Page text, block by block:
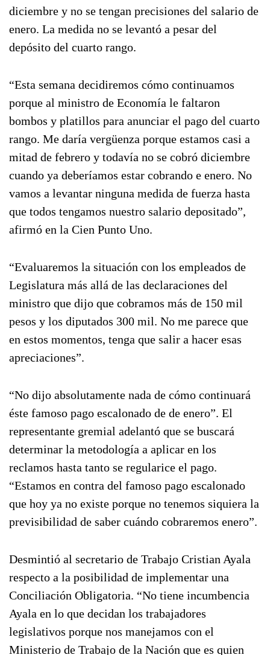
diciembre y no se tengan precisiones del salario de
enero. La medida no se levantó a pesar del
depósito del cuarto rango.
“Esta semana decidiremos cómo continuamos
porque al ministro de Economía le faltaron
bombos y platillos para anunciar el pago del cuarto
rango. Me daría vergüenza porque estamos casi a
mitad de febrero y todavía no se cobró diciembre
cuando ya deberíamos estar cobrando e enero. No
vamos a levantar ninguna medida de fuerza hasta
que todos tengamos nuestro salario depositado”,
afirmó en la Cien Punto Uno.
“Evaluaremos la situación con los empleados de
Legislatura más allá de las declaraciones del
ministro que dijo que cobramos más de 150 mil
pesos y los diputados 300 mil. No me parece que
en estos momentos, tenga que salir a hacer esas
apreciaciones”.
“No dijo absolutamente nada de cómo continuará
éste famoso pago escalonado de de enero”. El
representante gremial adelantó que se buscará
determinar la metodología a aplicar en los
reclamos hasta tanto se regularice el pago.
“Estamos en contra del famoso pago escalonado
que hoy ya no existe porque no tenemos siquiera la
previsibilidad de saber cuándo cobraremos enero”.
Desmintió al secretario de Trabajo Cristian Ayala
respecto a la posibilidad de implementar una
Conciliación Obligatoria. “No tiene incumbencia
Ayala en lo que decidan los trabajadores
legislativos porque nos manejamos con el
Ministerio de Trabajo de la Nación que es quien